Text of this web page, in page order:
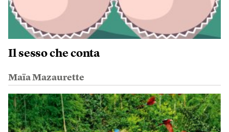
Il sesso che conta
Maïa Mazaurette